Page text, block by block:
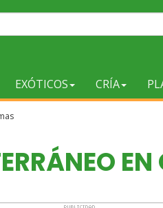
EXÓTICOS CRÍA